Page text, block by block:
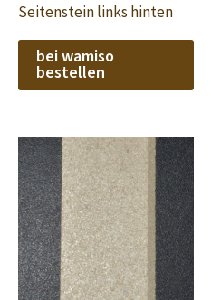
Seitenstein links hinten
bei wamiso
bestellen